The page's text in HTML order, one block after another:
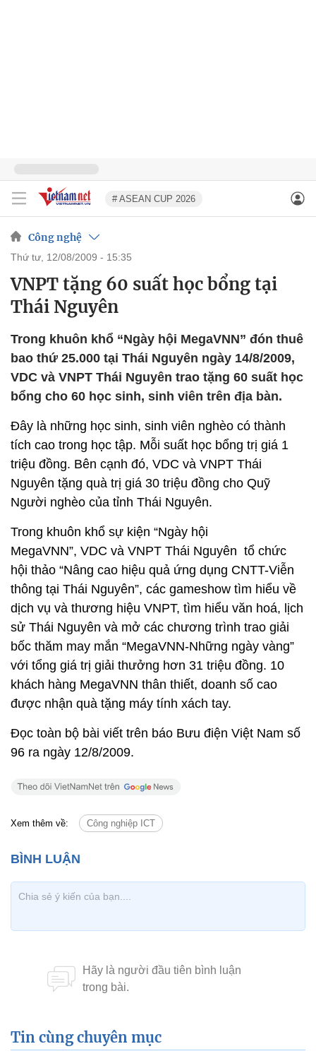
# ASEAN CUP 2026
Công nghệ
thứ tư, 12/08/2009 - 15:35
VNPT tặng 60 suất học bổng tại
Thái Nguyên
Trong khuôn khổ “Ngày hội MegaVNN” đón thuê
bao thứ 25.000 tại Thái Nguyên ngày 14/8/2009,
VDC và VNPT Thái Nguyên trao tặng 60 suất học
bổng cho 60 học sinh, sinh viên trên địa bàn.
Đây là những học sinh, sinh viên nghèo có thành
tích cao trong học tập. Mỗi suất học bổng trị giá 1
triệu đồng. Bên cạnh đó, VDC và VNPT Thái
Nguyên tặng quà trị giá 30 triệu đồng cho Quỹ
Người nghèo của tỉnh Thái Nguyên.
Trong khuôn khổ sự kiện “Ngày hội
MegaVNN”, VDC và VNPT Thái Nguyên tổ chức
hội thảo “Nâng cao hiệu quả ứng dụng CNTT-Viễn
thông tại Thái Nguyên”, các gameshow tìm hiểu về
dịch vụ và thương hiệu VNPT, tìm hiểu văn hoá, lịch
sử Thái Nguyên và mở các chương trình trao giải
bốc thăm may mắn “MegaVNN-Những ngày vàng”
với tổng giá trị giải thưởng hơn 31 triệu đồng. 10
khách hàng MegaVNN thân thiết, doanh số cao
được nhận quà tặng máy tính xách tay.
Đọc toàn bộ bài viết trên báo Bưu điện Việt Nam số
96 ra ngày 12/8/2009.
Xem thêm về: Công nghiệp ICT
Tin cùng chuyên mục